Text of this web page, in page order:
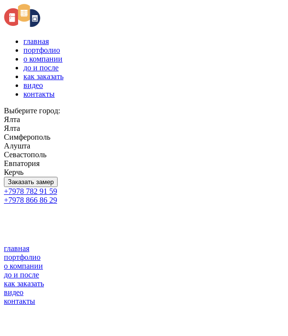
главная
портфолио
о компании
до и после
как заказать
видео
контакты
Выберите город:
Ялта
Ялта
Симферополь
Алушта
Севастополь
Евпатория
Керчь
Заказать замер
+7978 782 91 59
+7978 866 86 29
главная
портфолио
о компании
до и после
как заказать
видео
контакты